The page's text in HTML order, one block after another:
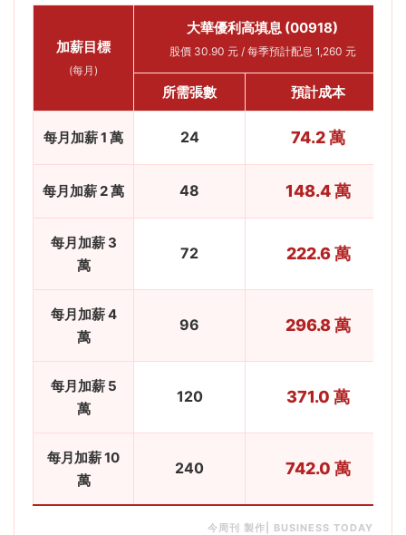
加薪目標
(每月)
大華優利高填息 (00918)
股價 30.90 元 / 每季預計配息 1,260 元
所需張數 預計成本
每月加薪 1 萬 24 74.2 萬
每月加薪 2 萬 48 148.4 萬
每月加薪 3
萬
72 222.6 萬
每月加薪 4
萬
96 296.8 萬
每月加薪 5
萬
120 371.0 萬
每月加薪 10
萬
240 742.0 萬
今周刊 製作| BUSINESS TODAY